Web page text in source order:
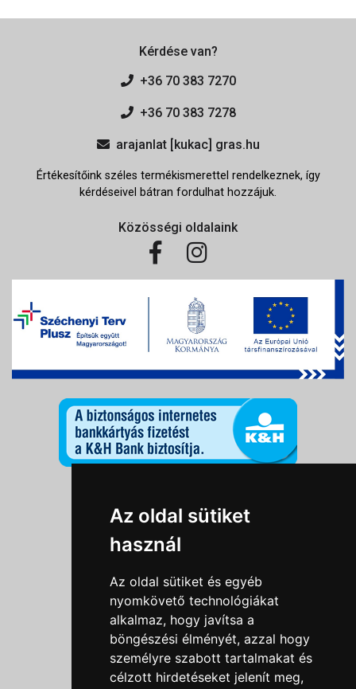
Az oldal sütiket
használ
Az oldal sütiket és egyéb
nyomkövető technológiákat
alkalmaz, hogy javítsa a
böngészési élményét, azzal hogy
személyre szabott tartalmakat és
célzott hirdetéseket jelenít meg,
Kérdése van?
+36 70 383 7270
+36 70 383 7278
arajanlat [kukac] gras.hu
Értékesítőink széles termékismerettel rendelkeznek, így
kérdéseivel bátran fordulhat hozzájuk.
Közösségi oldalaink
Információk
Általános szerződési feltételek
Impresszum
Nyereményjáték szabály
Outlet nap nyereményjáték szabályzat
Süti beállítások